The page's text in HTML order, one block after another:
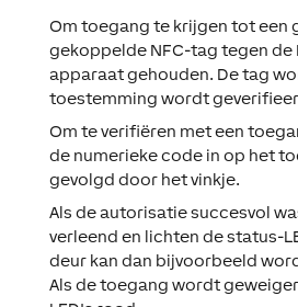
Om toegang te krijgen tot een
gekoppelde NFC-tag tegen de
apparaat gehouden. De tag
toestemming wordt
Om te verifiëren met een
de numerieke code in op het
gevolgd door het vinkje.
Als de autorisatie succesvol
verleend en lichten de status-
deur kan dan bijvoorbeeld
Als de toegang wordt